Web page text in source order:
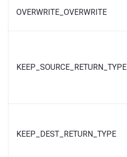
OVERWRITE_OVERWRITE
KEEP_SOURCE_RETURN_TYPE
KEEP_DEST_RETURN_TYPE